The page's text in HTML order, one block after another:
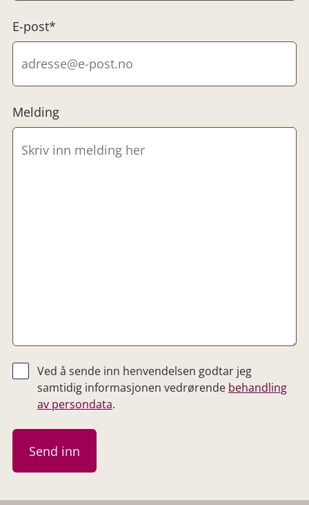
E-post*
Melding
Ved å sende inn henvendelsen godtar jeg
samtidig informasjonen vedrørende behandling
av persondata.